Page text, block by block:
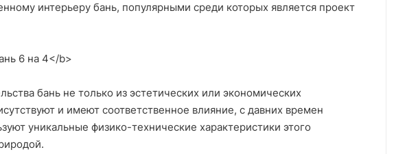
интерьеру бань, популярными среди которых является проект
6 на 4</b>
бань не только из эстетических или экономических
и имеют соответственное влияние, с давних времен
уникальные физико-технические характеристики этого